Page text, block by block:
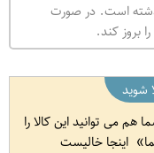
گذشته است. در صورت
بروز کند.
شوید
هم می توانید این کالا را
اینجا خالیست